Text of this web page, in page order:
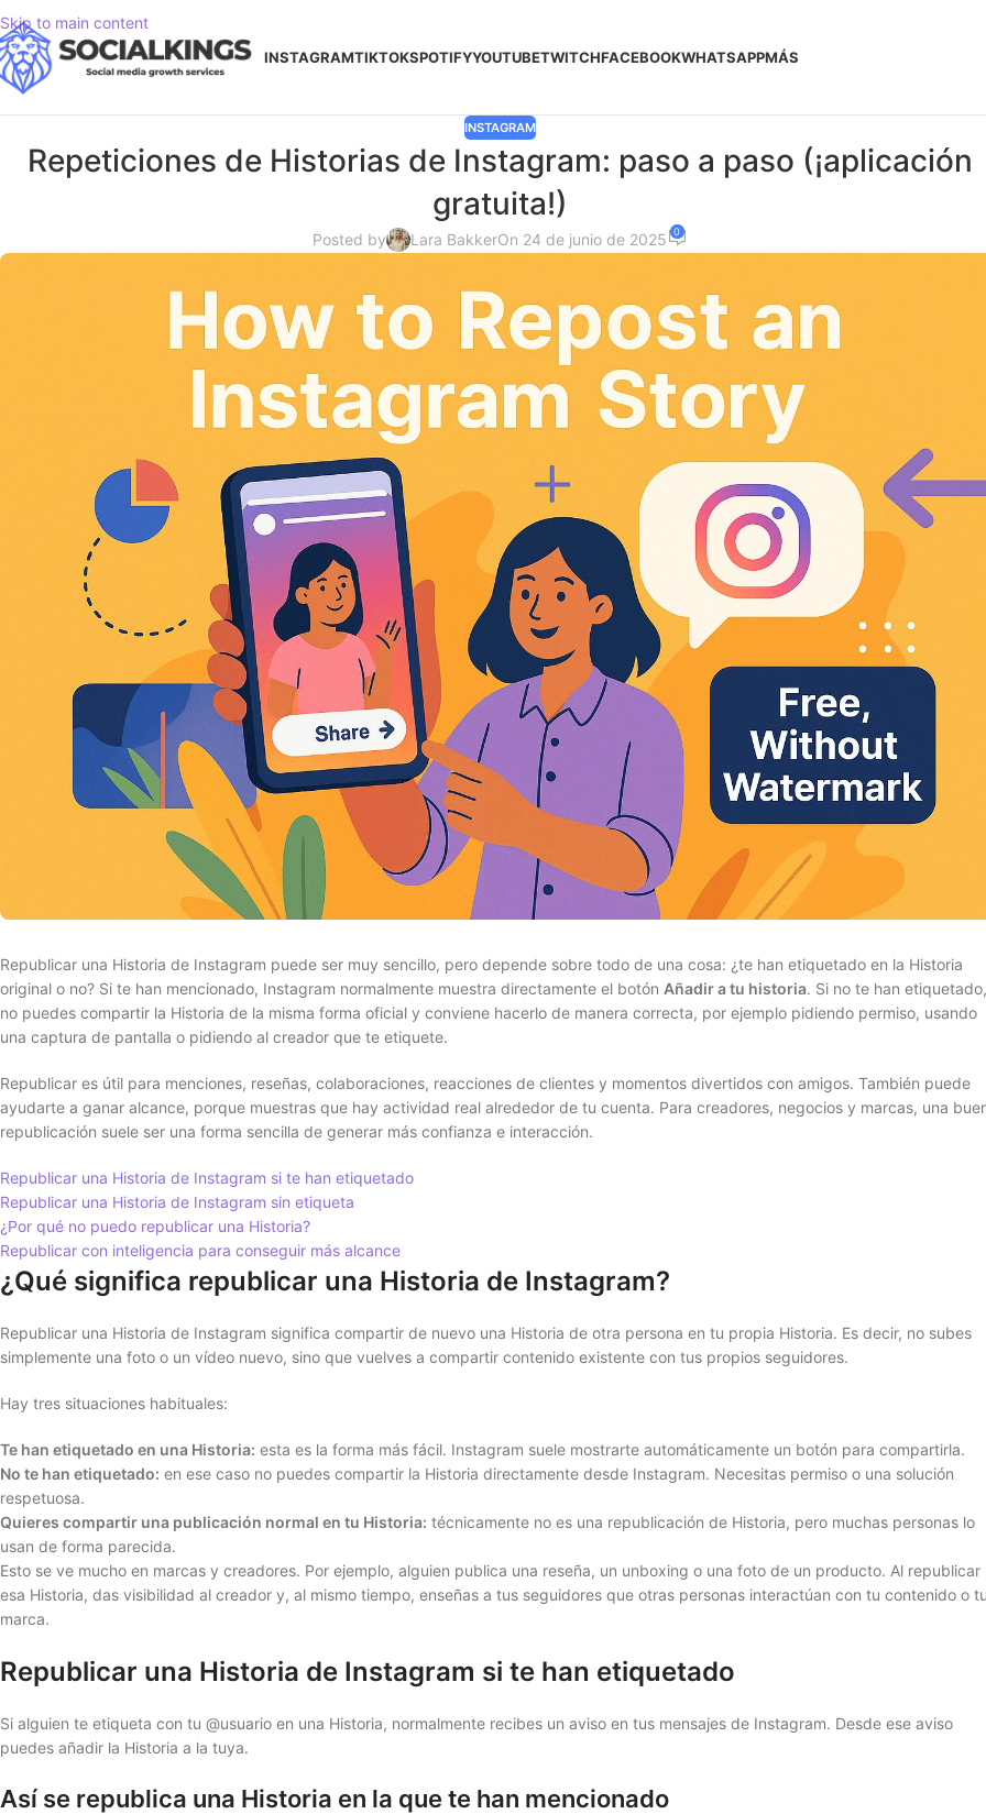
Skip to main content
INSTAGRAMTIKTOKSPOTIFYYOUTUBETWITCHFACEBOOKWHATSAPPMÁS
INSTAGRAM
Repeticiones de Historias de Instagram: paso a paso (¡aplicación
gratuita!)
Posted by Lara BakkerOn 24 de junio de 2025 0
Republicar una Historia de Instagram puede ser muy sencillo, pero depende sobre todo de una cosa: ¿te han etiquetado en la Historia
original o no? Si te han mencionado, Instagram normalmente muestra directamente el botón Añadir a tu historia. Si no te han etiquetado,
no puedes compartir la Historia de la misma forma oficial y conviene hacerlo de manera correcta, por ejemplo pidiendo permiso, usando
una captura de pantalla o pidiendo al creador que te etiquete.
Republicar es útil para menciones, reseñas, colaboraciones, reacciones de clientes y momentos divertidos con amigos. También puede
ayudarte a ganar alcance, porque muestras que hay actividad real alrededor de tu cuenta. Para creadores, negocios y marcas, una
republicación suele ser una forma sencilla de generar más confianza e interacción.
Republicar una Historia de Instagram si te han etiquetado
Republicar una Historia de Instagram sin etiqueta
¿Por qué no puedo republicar una Historia?
Republicar con inteligencia para conseguir más alcance
¿Qué significa republicar una Historia de Instagram?
Republicar una Historia de Instagram significa compartir de nuevo una Historia de otra persona en tu propia Historia. Es decir, no subes
simplemente una foto o un vídeo nuevo, sino que vuelves a compartir contenido existente con tus propios seguidores.
Hay tres situaciones habituales:
Te han etiquetado en una Historia: esta es la forma más fácil. Instagram suele mostrarte automáticamente un botón para compartirla.
No te han etiquetado: en ese caso no puedes compartir la Historia directamente desde Instagram. Necesitas permiso o una solución
respetuosa.
Quieres compartir una publicación normal en tu Historia: técnicamente no es una republicación de Historia, pero muchas personas lo
usan de forma parecida.
Esto se ve mucho en marcas y creadores. Por ejemplo, alguien publica una reseña, un unboxing o una foto de un producto. Al republicar
esa Historia, das visibilidad al creador y, al mismo tiempo, enseñas a tus seguidores que otras personas interactúan con tu contenido o
marca.
Republicar una Historia de Instagram si te han etiquetado
Si alguien te etiqueta con tu @usuario en una Historia, normalmente recibes un aviso en tus mensajes de Instagram. Desde ese aviso
puedes añadir la Historia a la tuya.
Así se republica una Historia en la que te han mencionado